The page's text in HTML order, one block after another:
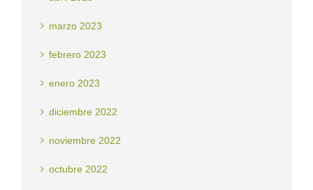
marzo 2023
febrero 2023
enero 2023
diciembre 2022
noviembre 2022
octubre 2022